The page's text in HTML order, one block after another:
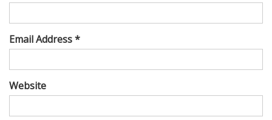
Email Address *
Website